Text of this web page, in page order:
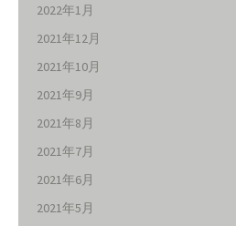
2022年1月
2021年12月
2021年10月
2021年9月
2021年8月
2021年7月
2021年6月
2021年5月